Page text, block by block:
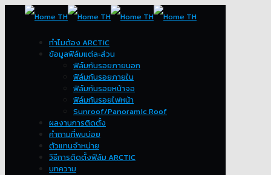
ทำไมต้อง ARCTIC
ข้อมูลฟิล์มแต่ละส่วน
ฟิล์มกันรอยภายนอก
ฟิล์มกันรอยภายใน
ฟิล์มกันรอยหน้าจอ
ฟิล์มกันรอยไฟหน้า
Sunroof/Panoramic Roof
ผลงานการติดตั้ง
คำถามที่พบบ่อย
ตัวแทนจำหน่าย
วิธีการติดตั้งฟิล์ม ARCTIC
บทความ